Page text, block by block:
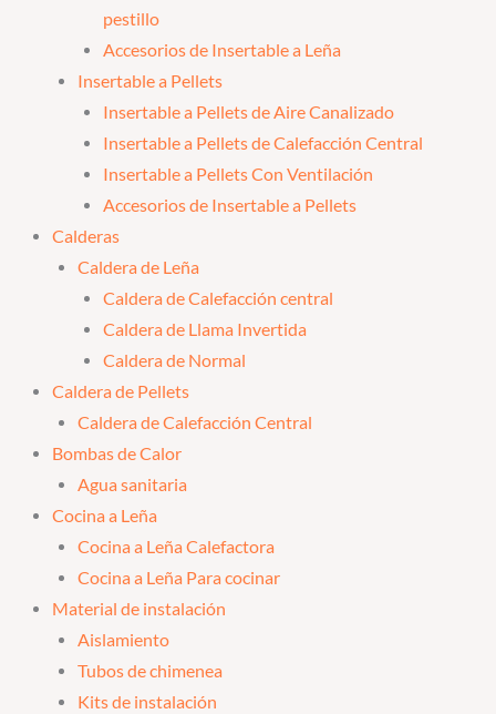
pestillo
Accesorios de Insertable a Leña
Insertable a Pellets
Insertable a Pellets de Aire Canalizado
Insertable a Pellets de Calefacción Central
Insertable a Pellets Con Ventilación
Accesorios de Insertable a Pellets
Calderas
Caldera de Leña
Caldera de Calefacción central
Caldera de Llama Invertida
Caldera de Normal
Caldera de Pellets
Caldera de Calefacción Central
Bombas de Calor
Agua sanitaria
Cocina a Leña
Cocina a Leña Calefactora
Cocina a Leña Para cocinar
Material de instalación
Aislamiento
Tubos de chimenea
Kits de instalación